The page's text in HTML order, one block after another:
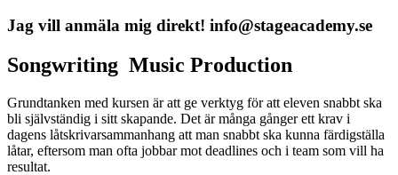
Jag vill anmäla mig direkt! info@stageacademy.se
Songwriting Music Production
Grundtanken med kursen är att ge verktyg för att eleven snabbt ska
bli självständig i sitt skapande. Det är många gånger ett krav i
dagens låtskrivarsammanhang att man snabbt ska kunna färdigställa
låtar, eftersom man ofta jobbar mot deadlines och i team som vill ha
resultat.